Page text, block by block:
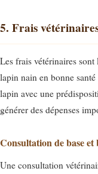
5. Frais
Les frais vétérinaires
lapin nain en bonne
lapin avec une
générer des dépenses
Consultation de base et
Une consultation